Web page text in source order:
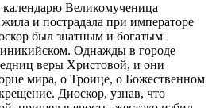
календарю Великомученица
и пострадала при императоре
был знатным и богатым
Однажды в городе
веры Христовой, и они
мира, о Троице, о Божественном
Диоскор, узнав, что